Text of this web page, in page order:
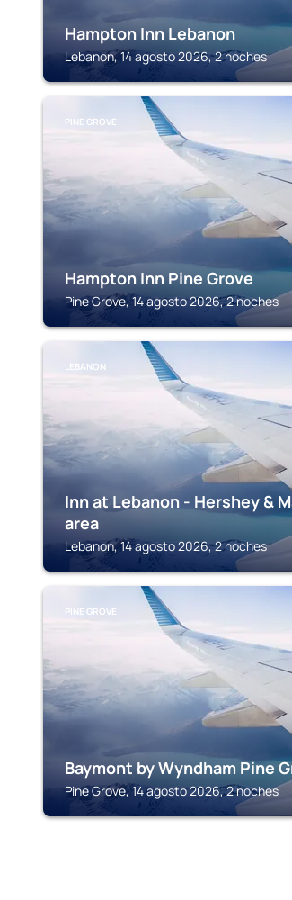
Hampton Inn Lebanon
Lebanon, 14 agosto 2026, 2 noches
PINE GROVE
Hampton Inn Pine Grove
Pine Grove, 14 agosto 2026, 2 noches
LEBANON
Inn at Lebanon - Hershey &
area
Lebanon, 14 agosto 2026, 2 noches
PINE GROVE
Baymont by Wyndham Pine
Pine Grove, 14 agosto 2026, 2 noches